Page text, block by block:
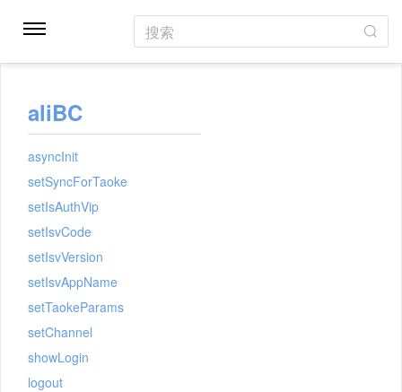
搜索
aliBC
asyncInit
setSyncForTaoke
setIsAuthVip
setIsvCode
setIsvVersion
setIsvAppName
setTaokeParams
setChannel
showLogin
logout